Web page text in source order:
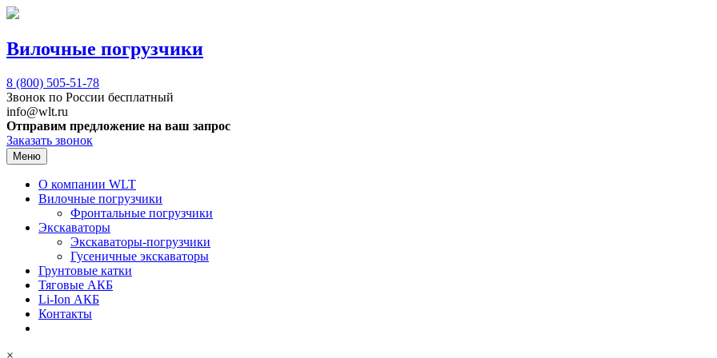
Вилочные погрузчики
8 (800) 505-51-78
Звонок по России бесплатный
info@wlt.ru
Отправим предложение на ваш запрос
Заказать звонок
Меню
О компании WLT
Вилочные погрузчики
Фронтальные погрузчики
Экскаваторы
Экскаваторы-погрузчики
Гусеничные экскаваторы
Грунтовые катки
Тяговые АКБ
Li-Ion АКБ
Контакты
×